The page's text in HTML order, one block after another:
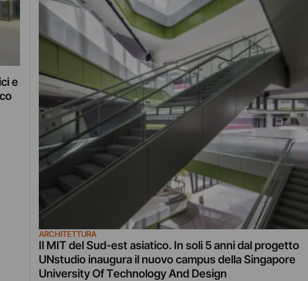
e
ARCHITETTURA
Il MIT del Sud-est asiatico. In soli 5 anni dal progetto
UNstudio inaugura il nuovo campus della Singapore
University Of Technology And Design